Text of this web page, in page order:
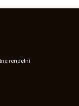
rendelni